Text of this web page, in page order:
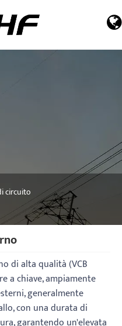
circuito
di alta qualità (VCB
a chiave, ampiamente
generalmente
con una durata di